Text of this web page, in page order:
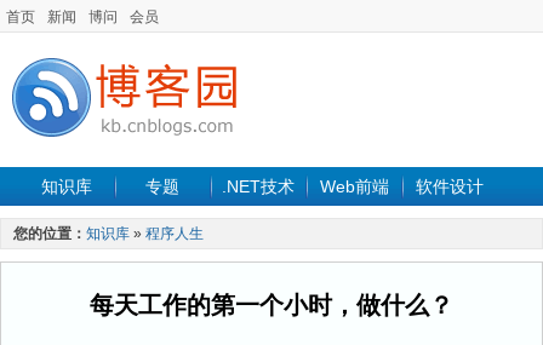
首页 新闻 博问 会员
知识库 专题 .NET技术 Web前端 软件设计
手机开发 软件工程
最新文章
您的位置： 知识库 » 程序人生
每天工作的第一个小时，做什么？